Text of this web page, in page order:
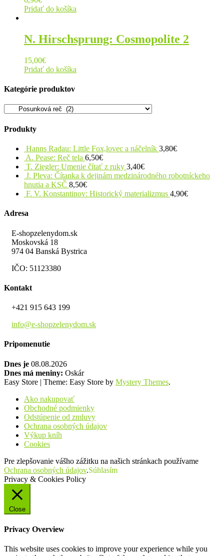
Pridať do košíka
N. Hirschsprung: Cosmopolite 2
15,00€
Pridať do košíka
Kategórie produktov
Produkty
Hanns Radau: Little Fox,lovec a náčelník 3,80€
A. Pease: Reč tela 6,50€
T. Ziegler: Umenie čítať z ruky 3,40€
J. Pleva: Čítanka k dejinám medzinárodného robotníckeho
hnutia a KSČ 8,50€
F. V. Konstantinov: Historický materializmus 4,90€
Adresa
E-shopzelenydom.sk
Moskovská 18
974 04 Banská Bystrica
IČO: 51123380
Kontakt
+421 915 643 199
info@e-shopzelenydom.sk
Pripomenutie
Dnes je 08.08.2026
Dnes má meniny: Oskár
Easy Store | Theme: Easy Store by Mystery Themes.
Ako nakupovať
Obchodné podmienky
Odstúpenie od zmluvy
Ochrana osobných údajov
Výkup kníh
Cookies
Pre zlepšovanie vášho zážitku na našich stránkach používame
Ochrana osobných údajov.Súhlasím
Privacy & Cookies Policy
Close
Privacy Overview
This website uses cookies to improve your experience while you